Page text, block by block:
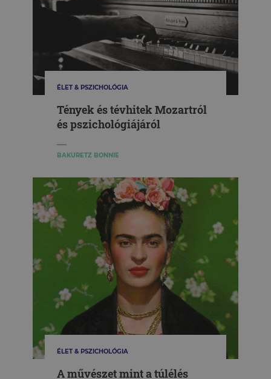
ÉLET & PSZICHOLÓGIA
Tények és tévhitek Mozartról
és pszichológiájáról
BAKURETZ BONNIE
ÉLET & PSZICHOLÓGIA
A művészet mint a túlélés